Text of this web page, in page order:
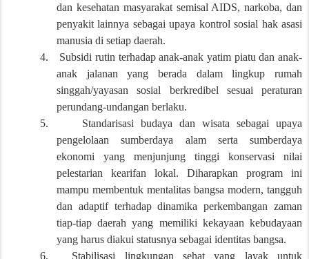
dan kesehatan masyarakat semisal AIDS, narkoba, dan
penyakit lainnya sebagai upaya kontrol sosial hak asasi
manusia di setiap daerah.
4.
Subsidi rutin terhadap anak-anak yatim piatu dan anak-
anak jalanan yang berada dalam lingkup rumah
singgah/yayasan sosial berkredibel sesuai peraturan
perundang-undangan berlaku.
5.
Standarisasi budaya dan wisata sebagai upaya
pengelolaan sumberdaya alam serta sumberdaya
ekonomi yang menjunjung tinggi konservasi nilai
pelestarian kearifan lokal. Diharapkan program ini
mampu membentuk mentalitas bangsa modern, tangguh
dan adaptif terhadap dinamika perkembangan zaman
tiap-tiap daerah yang memiliki kekayaan kebudayaan
yang harus diakui statusnya sebagai identitas bangsa.
6.
Stabilisasi lingkungan sehat yang layak untuk